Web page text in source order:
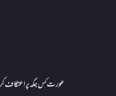
عورت کس جگہ پر اعتکاف